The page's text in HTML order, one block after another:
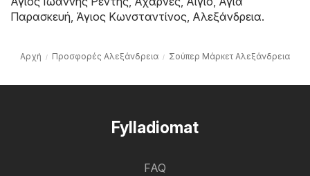
Παρασκευή, Άγιος Κωνσταντίνος, Αλεξάνδρεια.
Αρχή Προσφορές Αλεξάνδρεια Σούπερ Μάρκετ Αλεξάνδρεια
Fylladiomat
FAQ